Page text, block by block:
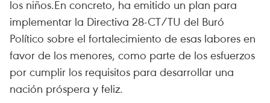
los niños.En concreto, ha emitido un plan para
implementar la Directiva 28-CT/TU del Buró
Político sobre el fortalecimiento de esas labores en
favor de los menores, como parte de los esfuerzos
por cumplir los requisitos para desarrollar una
nación próspera y feliz.